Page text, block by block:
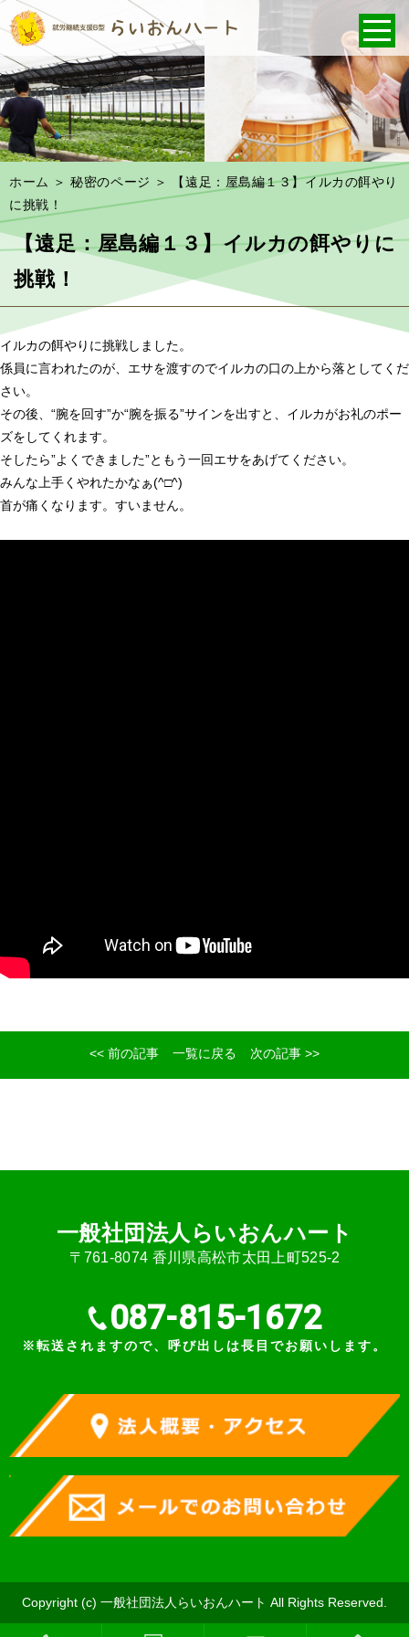
ホーム ＞ 秘密のページ ＞ 【遠足：屋島編１３】イルカの餌やり
に挑戦！
【遠足：屋島編１３】イルカの餌やりに
挑戦！
イルカの餌やりに挑戦しました。
係員に言われたのが、エサを渡すのでイルカの口の上から落としてくだ
さい。
その後、“腕を回す”か“腕を振る”サインを出すと、イルカがお礼のポー
ズをしてくれます。
そしたら”よくできました”ともう一回エサをあげてください。
みんな上手くやれたかなぁ(^□^)
首が痛くなります。すいません。
<< 前の記事 一覧に戻る 次の記事 >>
⼀般社団法⼈らいおんハート
〒761-8074 ⾹川県⾼松市太⽥上町525-2
087-815-1672
※転送されますので、呼び出しは長目でお願いします。
Copyright (c) ⼀般社団法⼈らいおんハート All Rights Reserved.